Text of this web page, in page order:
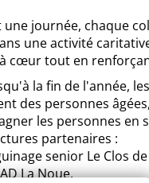
une journée, chaque
une activité
cœur tout en
la fin de l'année,
des personnes
les personnes en
partenaires :
senior Le Clos
La Noue,